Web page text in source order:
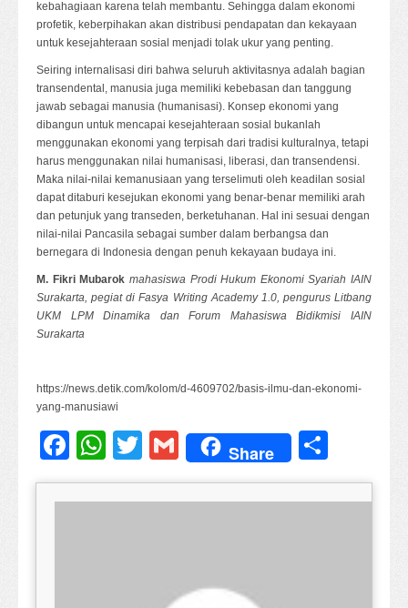
kebahagiaan karena telah membantu. Sehingga dalam ekonomi
profetik, keberpihakan akan distribusi pendapatan dan kekayaan
untuk kesejahteraan sosial menjadi tolak ukur yang penting.
Seiring internalisasi diri bahwa seluruh aktivitasnya adalah bagian
transendental, manusia juga memiliki kebebasan dan tanggung
jawab sebagai manusia (humanisasi). Konsep ekonomi yang
dibangun untuk mencapai kesejahteraan sosial bukanlah
menggunakan ekonomi yang terpisah dari tradisi kulturalnya, tetapi
harus menggunakan nilai humanisasi, liberasi, dan transendensi.
Maka nilai-nilai kemanusiaan yang terselimuti oleh keadilan sosial
dapat ditaburi kesejukan ekonomi yang benar-benar memiliki arah
dan petunjuk yang transeden, berketuhanan. Hal ini sesuai dengan
nilai-nilai Pancasila sebagai sumber dalam berbangsa dan
bernegara di Indonesia dengan penuh kekayaan budaya ini.
M. Fikri Mubarok mahasiswa Prodi Hukum Ekonomi Syariah IAIN
Surakarta, pegiat di Fasya Writing Academy 1.0, pengurus Litbang
UKM LPM Dinamika dan Forum Mahasiswa Bidikmisi IAIN
Surakarta
https://news.detik.com/kolom/d-4609702/basis-ilmu-dan-ekonomi-
yang-manusiawi
Facebook
WhatsApp
TwitterGmail
Share